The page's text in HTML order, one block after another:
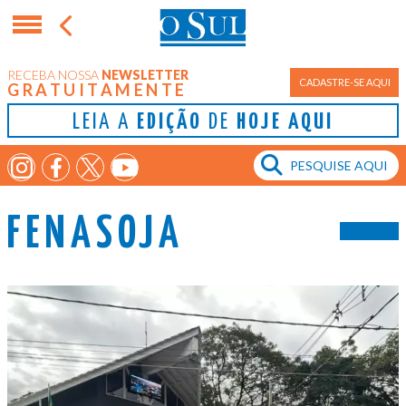
RECEBA NOSSA NEWSLETTER
GRATUITAMENTE CADASTRE-SE AQUI
LEIA A EDIÇÃO DE HOJE AQUI
FENASOJA